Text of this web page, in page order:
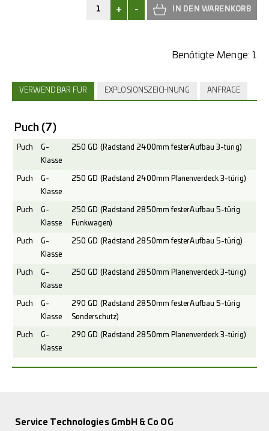
+ -
Benötigte Menge: 1
VERWENDBAR FÜR EXPLOSIONSZEICHNUNG ANFRAGE
Puch (7)
Puch
G-
Klasse
250 GD (Radstand 2400mm fester Aufbau 3-türig)
Puch
G-
Klasse
250 GD (Radstand 2400mm Planenverdeck 3-türig)
Puch
G-
Klasse
250 GD (Radstand 2850mm fester Aufbau 5-türig
Funkwagen)
Puch
G-
Klasse
250 GD (Radstand 2850mm fester Aufbau 5-türig)
Puch
G-
Klasse
250 GD (Radstand 2850mm Planenverdeck 3-türig)
Puch
G-
Klasse
290 GD (Radstand 2850mm fester Aufbau 5-türig
Sonderschutz)
Puch
G-
Klasse
290 GD (Radstand 2850mm Planenverdeck 3-türig)
Service Technologies GmbH & Co OG